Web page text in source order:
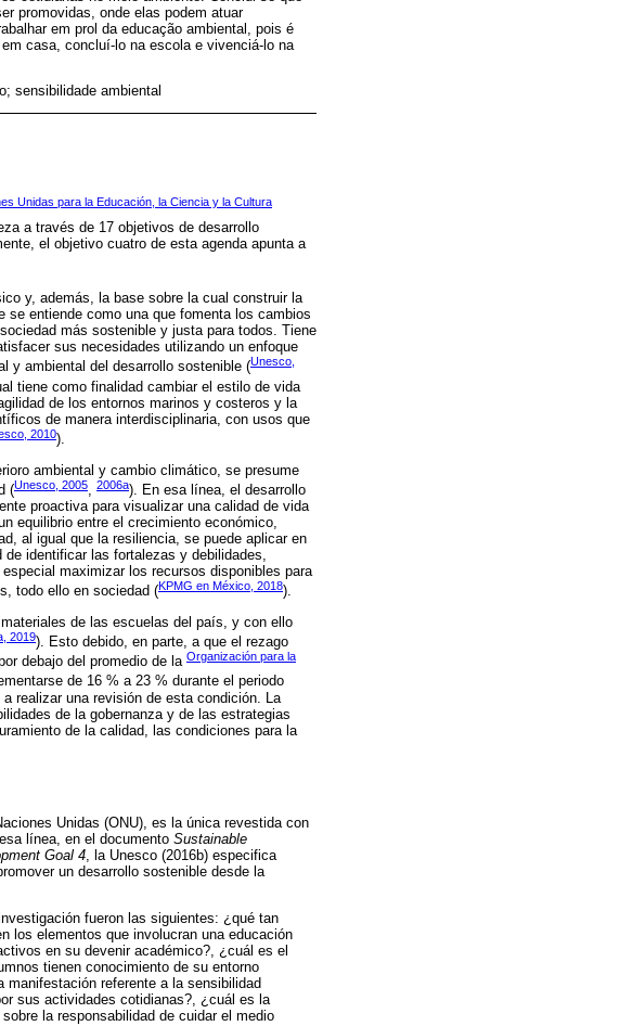
promovidas, onde elas podem atuar
em prol da educação ambiental, pois é
casa, concluí-lo na escola e vivenciá-lo na
sensibilidade ambiental
Unidas para la Educación, la Ciencia y la Cultura
a través de 17 objetivos de desarrollo
el objetivo cuatro de esta agenda apunta a
y, además, la base sobre la cual construir la
se entiende como una que fomenta los cambios
más sostenible y justa para todos. Tiene
sus necesidades utilizando un enfoque
y ambiental del desarrollo sostenible (Unesco,
tiene como finalidad cambiar el estilo de vida
de los entornos marinos y costeros y la
de manera interdisciplinaria, con usos que
2010).
ambiental y cambio climático, se presume
(Unesco, 2005 2006a). En esa línea, el desarrollo
proactiva para visualizar una calidad de vida
equilibrio entre el crecimiento económico,
al igual que la resiliencia, se puede aplicar en
identificar las fortalezas y debilidades,
maximizar los recursos disponibles para
todo ello en sociedad (KPMG en México, 2018).
de las escuelas del país, y con ello
2019). Esto debido, en parte, a que el rezago
debajo del promedio de la Organización para la
de 16 % a 23 % durante el periodo
realizar una revisión de esta condición. La
de la gobernanza y de las estrategias
de la calidad, las condiciones para la
Unidas (ONU), es la única revestida con
línea, en el documento Sustainable
Goal 4, la Unesco (2016b) especifica
un desarrollo sostenible desde la
fueron las siguientes: ¿qué tan
los elementos que involucran una educación
en su devenir académico?, ¿cuál es el
tienen conocimiento de su entorno
referente a la sensibilidad
sus actividades cotidianas?, ¿cuál es la
la responsabilidad de cuidar el medio